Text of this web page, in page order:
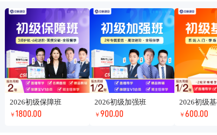
2026初级保障班
￥ 1800.00
2026初级加强班
￥ 900.00
2026初级
￥ 600.00